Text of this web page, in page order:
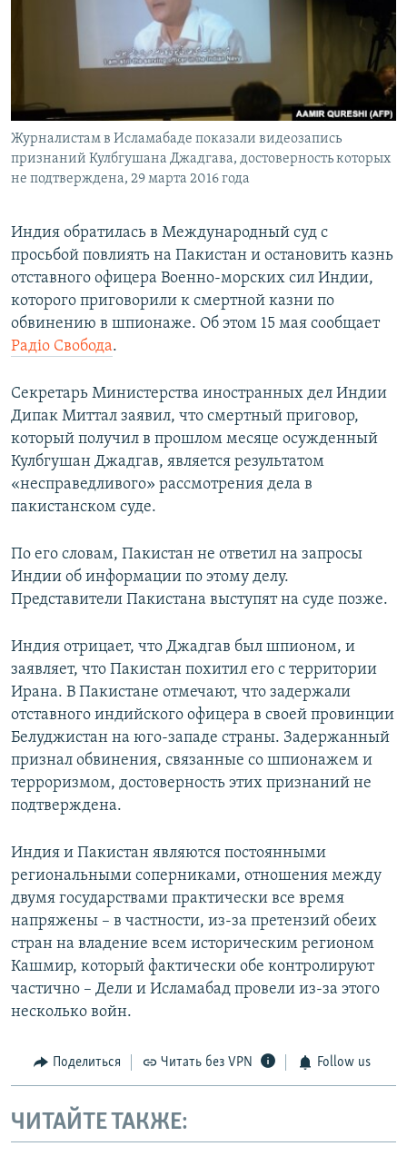
ПОБЕДИТЕЛЕЙ НЕ СУДЯТ?
КРЫМ.НЕПОКОРЕННЫЙ
УКРАИНСКАЯ ПРОБЛЕМА КРЫМА
Все сайты RFE/RL
Журналистам в Исламабаде показали видеозапись
признаний Кулбгушана Джадгава, достоверность которых
не подтверждена, 29 марта 2016 года
Индия обратилась в Международный суд с
просьбой повлиять на Пакистан и остановить казнь
отставного офицера Военно-морских сил Индии,
которого приговорили к смертной казни по
обвинению в шпионаже. Об этом 15 мая сообщает
Радіо Свобода.
Cекретарь Министерства иностранных дел Индии
Дипак Миттал заявил, что смертный приговор,
который получил в прошлом месяце осужденный
Кулбгушан Джадгав, является результатом
«несправедливого» рассмотрения дела в
пакистанском суде.
По его словам, Пакистан не ответил на запросы
Индии об информации по этому делу.
Представители Пакистана выступят на суде позже.
Индия отрицает, что Джадгав был шпионом, и
заявляет, что Пакистан похитил его с территории
Ирана. В Пакистане отмечают, что задержали
отставного индийского офицера в своей провинции
Белуджистан на юго-западе страны. Задержанный
признал обвинения, связанные со шпионажем и
терроризмом, достоверность этих признаний не
подтверждена.
Индия и Пакистан являются постоянными
региональными соперниками, отношения между
двумя государствами практически все время
напряжены – в частности, из-за претензий обеих
стран на владение всем историческим регионом
Кашмир, который фактически обе контролируют
частично – Дели и Исламабад провели из-за этого
несколько войн.
Поделиться Читать без VPN Follow us
ЧИТАЙТЕ ТАКЖЕ: